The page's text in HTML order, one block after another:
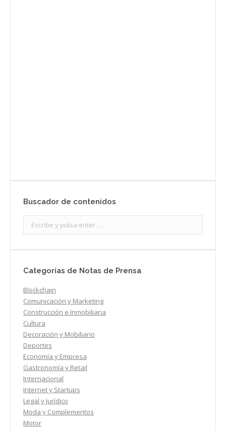
Buscador de contenidos
Categorías de Notas de Prensa
Blockchain
Comunicación y Marketing
Construcción e Inmobiliaria
Cultura
Decoración y Mobiliario
Deportes
Economía y Empresa
Gastronomía y Retail
Internacional
Internet y Startups
Legal y Jurídico
Moda y Complementos
Motor